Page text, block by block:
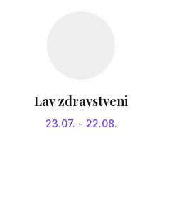
Lav zdravstveni
23.07. - 22.08.